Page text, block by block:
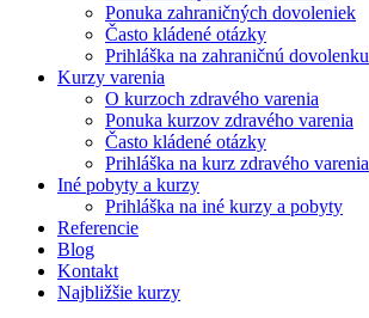
Ponuka zahraničných dovoleniek
Často kládené otázky
Prihláška na zahraničnú dovolenku
Kurzy varenia
O kurzoch zdravého varenia
Ponuka kurzov zdravého varenia
Často kládené otázky
Prihláška na kurz zdravého varenia
Iné pobyty a kurzy
Prihláška na iné kurzy a pobyty
Referencie
Blog
Kontakt
Najbližšie kurzy